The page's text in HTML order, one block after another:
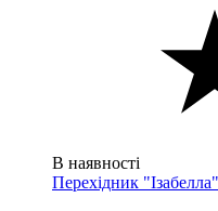
В наявності
Перехідник